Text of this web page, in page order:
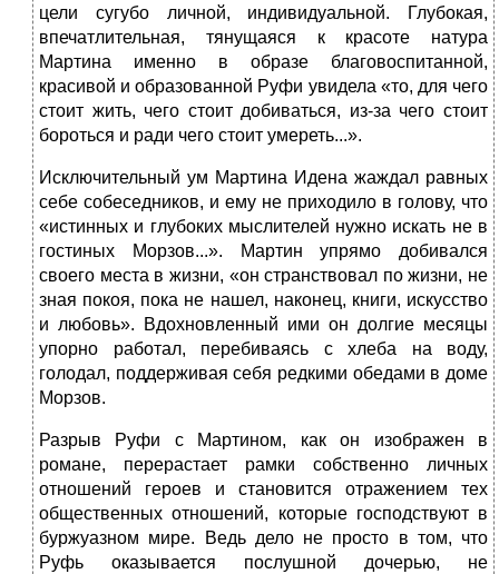
цели сугубо личной, индивидуальной. Глубокая,
впечатлительная, тянущаяся к красоте натура
Мартина именно в образе благовоспитанной,
красивой и образованной Руфи увидела «то, для чего
стоит жить, чего стоит добиваться, из-за че­го стоит
бороться и ради чего стоит умереть...».
Исключительный ум Мартина Идена жаждал равных
себе собеседников, и ему не приходило в голову, что
«истинных и глубоких мыслителей нужно искать не в
гостиных Морзов...». Мартин упрямо добивался
своего места в жизни, «он странствовал по жизни, не
зная покоя, пока не нашел, наконец, книги, искусство
и любовь». Вдохновленный ими он долгие месяцы
упорно работал, перебиваясь с хлеба на воду,
голодал, поддерживая себя редкими обедами в доме
Морзов.
Разрыв Руфи с Мартином, как он изображен в
романе, перерастает рамки собственно личных
отношений героев и становится отражением тех
общественных отношений, которые господствуют в
буржуазном мире. Ведь дело не просто в том, что
Руфь оказывается послушной дочерью, не